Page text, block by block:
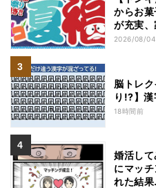
からお
が充実
特価
2026/08/04
脳トレ
り!?】
18時間前
婚活し
にマッ
れた結